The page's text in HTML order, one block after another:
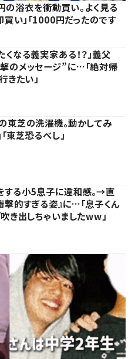
の浴衣を衝動買い。よく見る
い」「1000円だったのです
くなる義実家ある！？」義父
のメッセージ”に…「絶対帰
きたい」
東芝の洗濯機。動かしてみ
東芝恐るべし」
する小5息子に違和感。→直
撃的すぎる姿』に…「息子くん
き出しちゃいましたww」